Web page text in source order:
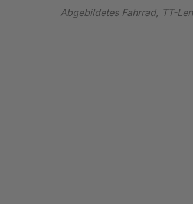
Abgebildetes Fahrrad, TT-